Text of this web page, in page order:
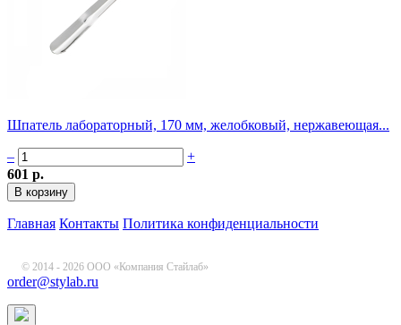
Шпатель лабораторный, 170 мм, желобковый, нержавеющая...
–
+
601 р.
Главная Контакты Политика конфиденциальности
© 2014 - 2026 ООО «Компания Стайлаб»
order@stylab.ru